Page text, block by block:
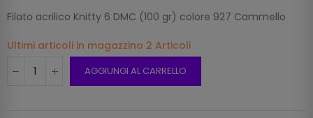
Filato acrilico Knitty 6 DMC (100 gr) colore 927 Cammello
Ultimi articoli in magazzino 2 Articoli
AGGIUNGI AL CARRELLO